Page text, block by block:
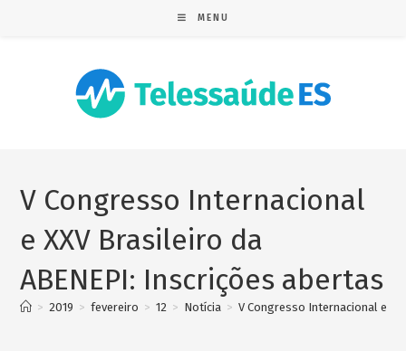
MENU
V Congresso Internacional
e XXV Brasileiro da
ABENEPI: Inscrições abertas
> 2019 > fevereiro > 12 > Notícia > V Congresso Internacional e